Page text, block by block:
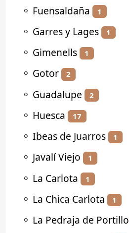
⚬ Fuensaldaña 1
⚬ Garres y Lages 1
⚬ Gimenells 1
⚬ Gotor 2
⚬ Guadalupe 2
⚬ Huesca 17
⚬ Ibeas de Juarros 1
⚬ Javalí Viejo 1
⚬ La Carlota 1
⚬ La Chica Carlota 1
⚬ La Pedraja de Portillo